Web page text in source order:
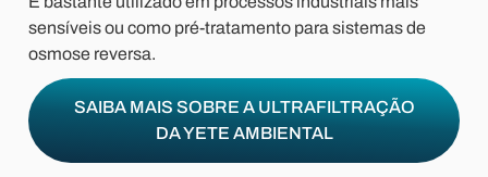
sensíveis ou como pré-tratamento para sistemas de
osmose reversa.
SAIBA MAIS SOBRE A ULTRAFILTRAÇÃO
DA YETE AMBIENTAL